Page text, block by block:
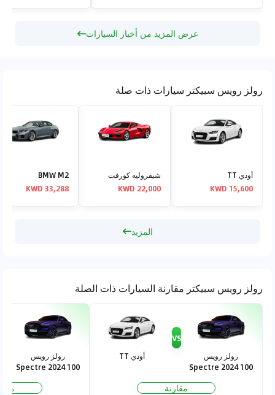
عرض المزيد من أخبار السيارات
رولز رويس سبيكتر سيارات ذات صلة
أودي TT
15,600 KWD
شيفروليه كورفت
22,000 KWD
BMW M2
33,288 KWD
المزيد
رولز رويس سبيكتر مقارنة السيارات ذات الصلة
رولز رويس
Spectre 2024 100
VS
أودي TT
مقارنة
رولز رويس
Spectre 2024 100